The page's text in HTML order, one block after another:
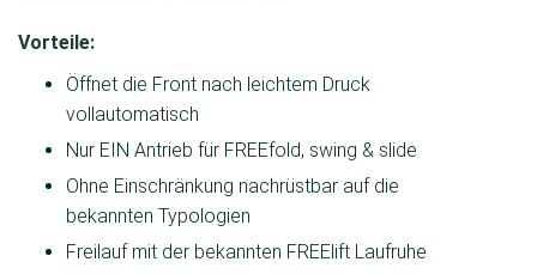
Vorteile:
Öffnet die Front nach leichtem Druck
vollautomatisch
Nur EIN Antrieb für FREEfold, swing & slide
Ohne Einschränkung nachrüstbar auf die
bekannten Typologien
Freilauf mit der bekannten FREElift Laufruhe